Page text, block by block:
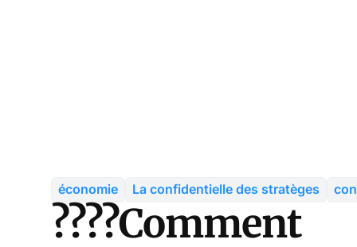
économie La confidentielle des stratèges
????Comment